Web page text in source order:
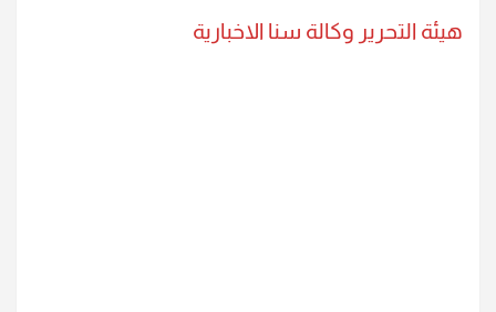
هيئة التحرير وكالة سنا الاخبارية